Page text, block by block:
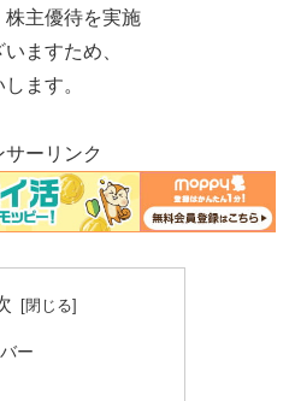
主優待を実施
ますため、
ます。
サーリンク
ー